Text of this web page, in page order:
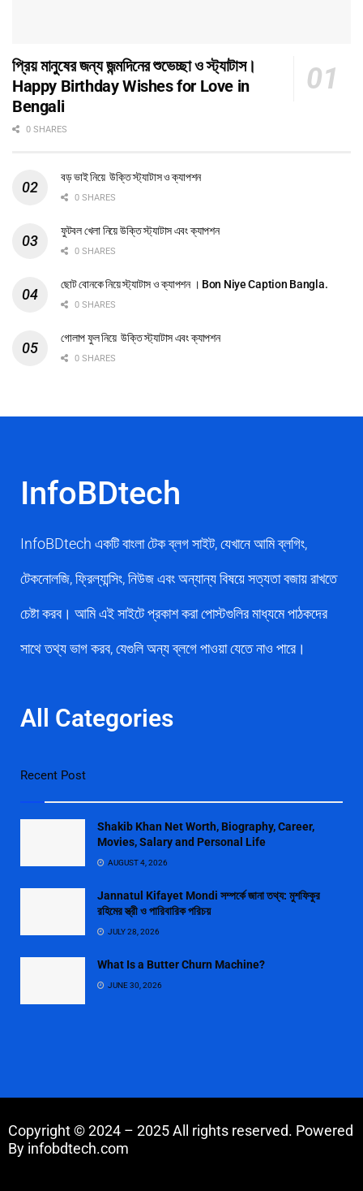
প্রিয় মানুষের জন্য জন্মদিনের শুভেচ্ছা ও স্ট্যাটাস।
Happy Birthday Wishes for Love in
Bengali
0 SHARES
বড় ভাই নিয়ে উক্তি স্ট্যাটাস ও ক্যাপশন
0 SHARES
ফুটবল খেলা নিয়ে উক্তি স্ট্যাটাস এবং ক্যাপশন
0 SHARES
ছোট বোনকে নিয়ে স্ট্যাটাস ও ক্যাপশন । Bon Niye Caption Bangla.
0 SHARES
গোলাপ ফুল নিয়ে উক্তি স্ট্যাটাস এবং ক্যাপশন
0 SHARES
InfoBDtech
InfoBDtech একটি বাংলা টেক ব্লগ সাইট, যেখানে আমি ব্লগিং,
টেকনোলজি, ফ্রিল্যান্সিং, নিউজ এবং অন্যান্য বিষয়ে সত্যতা বজায় রাখতে
চেষ্টা করব। আমি এই সাইটে প্রকাশ করা পোস্টগুলির মাধ্যমে পাঠকদের
সাথে তথ্য ভাগ করব, যেগুলি অন্য ব্লগে পাওয়া যেতে নাও পারে।
All Categories
Recent Post
Shakib Khan Net Worth, Biography, Career,
Movies, Salary and Personal Life
AUGUST 4, 2026
Jannatul Kifayet Mondi সম্পর্কে জানা তথ্য: মুশফিকুর
রহিমের স্ত্রী ও পারিবারিক পরিচয়
JULY 28, 2026
What Is a Butter Churn Machine?
JUNE 30, 2026
Copyright © 2024 – 2025 All rights reserved. Powered
By infobdtech.com